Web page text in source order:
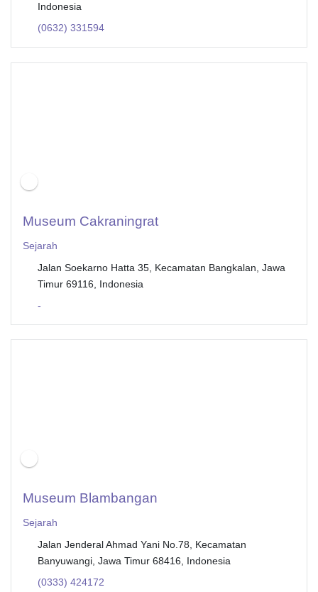
Indonesia
(0632) 331594
Museum Cakraningrat
Sejarah
Jalan Soekarno Hatta 35, Kecamatan Bangkalan, Jawa
Timur 69116, Indonesia
-
Museum Blambangan
Sejarah
Jalan Jenderal Ahmad Yani No.78, Kecamatan
Banyuwangi, Jawa Timur 68416, Indonesia
(0333) 424172